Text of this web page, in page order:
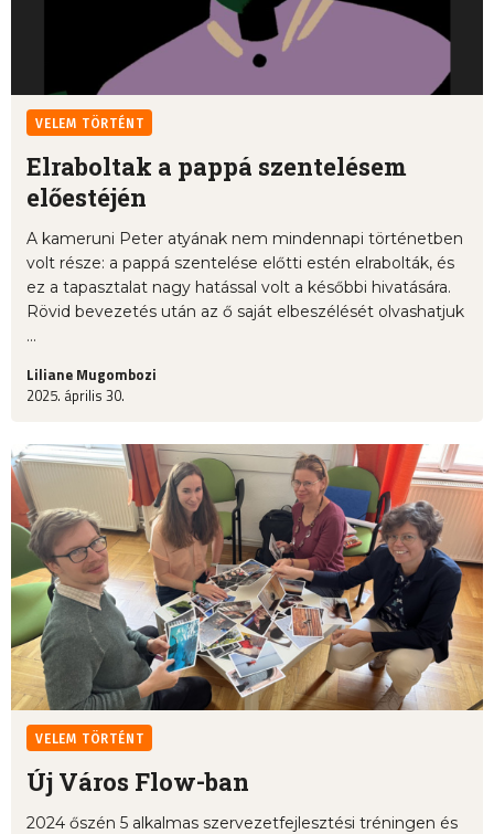
VELEM TÖRTÉNT
Elraboltak a pappá szentelésem
előestéjén
A kameruni Peter atyának nem mindennapi történetben
volt része: a pappá szentelése előtti estén elrabolták, és
ez a tapasztalat nagy hatással volt a későbbi hivatására.
Rövid bevezetés után az ő saját elbeszélését olvashatjuk
...
Liliane Mugombozi
2025. április 30.
VELEM TÖRTÉNT
Új Város Flow-ban
2024 őszén 5 alkalmas szervezetfejlesztési tréningen és